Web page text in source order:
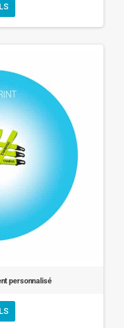
personnalisé